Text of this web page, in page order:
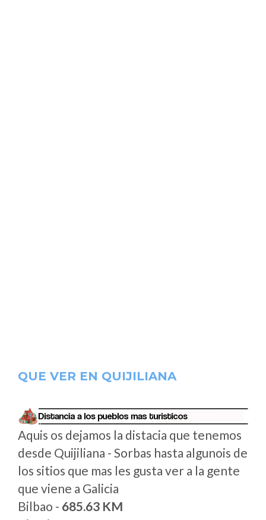
QUE VER EN QUIJILIANA
Aquis os dejamos la distacia que tenemos
desde Quijiliana - Sorbas hasta algunois de
los sitios que mas les gusta ver a la gente
que viene a Galicia
Bilbao - 685.63 KM